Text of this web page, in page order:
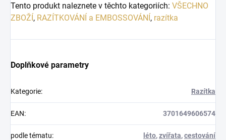
Tento produkt naleznete v těchto kategoriích: VŠECHNO
ZBOŽÍ, RAZÍTKOVÁNÍ a EMBOSSOVÁNÍ, razítka
Doplňkové parametry
Kategorie: Razítka
EAN: 3701649606574
podle tématu: léto,zvířata,cestování